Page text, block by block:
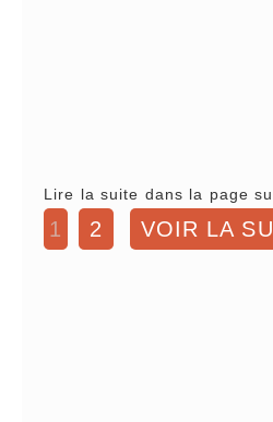
Lire la suite dans la page
1 2 VOIR LA